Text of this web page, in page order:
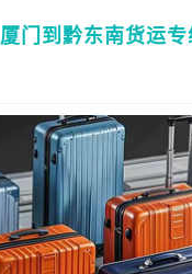
厦门到黔东南货运专